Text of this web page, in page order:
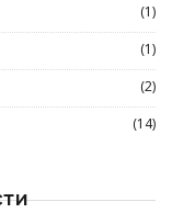
(1)
(1)
(2)
(14)